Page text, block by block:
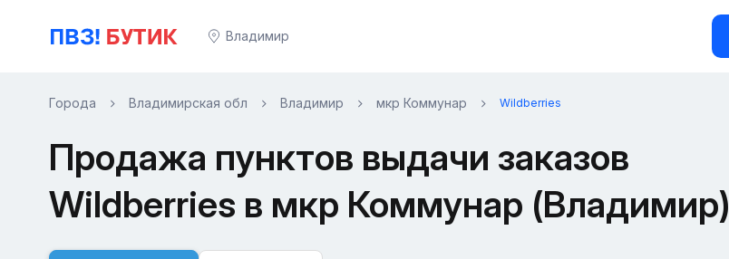
Владимир
Города Владимирская обл Владимир мкр Коммунар Wildberries
Продажа пунктов выдачи заказов
Wildberries в мкр Коммунар (Владимир)